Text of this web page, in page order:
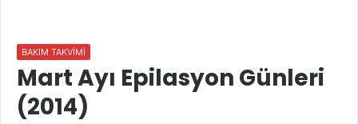
BAKIM TAKVİMİ
Mart Ayı Epilasyon Günleri
(2014)